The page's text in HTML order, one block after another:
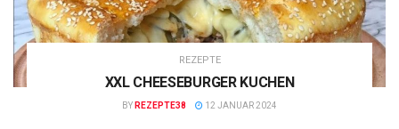
REZEPTE
XXL CHEESEBURGER KUCHEN
BY REZEPTE38 12 JANUAR 2024